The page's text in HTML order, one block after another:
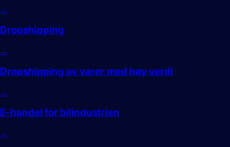
→
Dropshipping
→
Dropshipping av varer med høy verdi
→
E-handel for bilindustrien
→